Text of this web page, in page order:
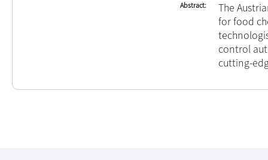
Abstract
The
for food
control
cutting-